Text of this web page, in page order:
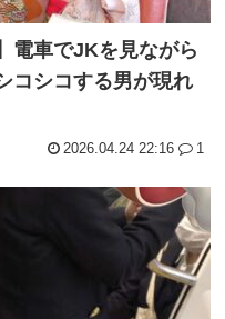
電車でJKを見ながら
コシコする男が現れ
2026.04.24 22:16 1